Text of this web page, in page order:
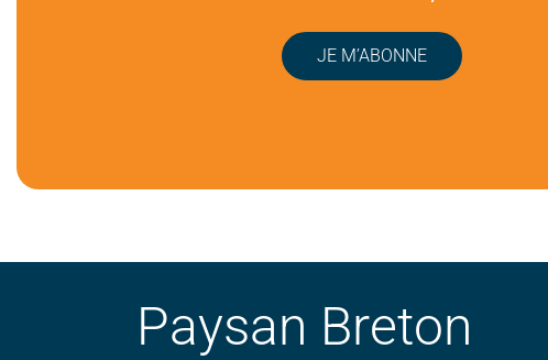
JE M’ABONNE
Paysan Breton